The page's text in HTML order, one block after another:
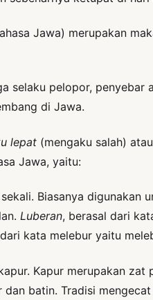
Jawa) merupakan
selaku pelopor,
di Jawa.
lepat (mengaku salah) atau
Jawa, yaitu:
Biasanya
Luberan, berasal dari
kata melebur yaitu
Kapur merupakan zat
batin. Tradisi